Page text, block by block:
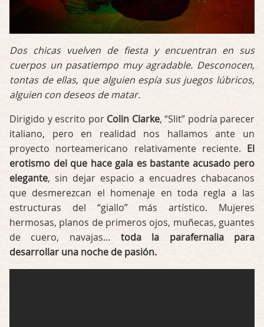
Dos chicas vuelven de fiesta y encuentran en sus
cuerpos un pasatiempo muy agradable. Desconocen,
tontas de ellas, que alguien espía sus juegos lúbricos,
alguien con deseos de matar.
Dirigido y escrito por Colin Clarke, “Slit” podría parecer
italiano, pero en realidad nos hallamos ante un
proyecto norteamericano relativamente reciente. El
erotismo del que hace gala es bastante acusado pero
elegante, sin dejar espacio a encuadres chabacanos
que desmerezcan el homenaje en toda regla a las
estructuras del “giallo” más artístico. Mujeres
hermosas, planos de primeros ojos, muñecas, guantes
de cuero, navajas… toda la parafernalia para
desarrollar una noche de pasión.